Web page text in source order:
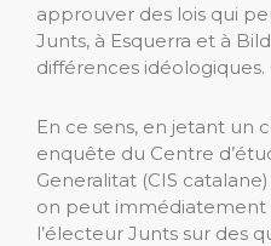
approuver des lois qui
Junts, à Esquerra et à
différences idéologiques.
En ce sens, en jetant un
enquête du Centre
Generalitat (CIS
on peut immédiatement
l’électeur Junts sur des